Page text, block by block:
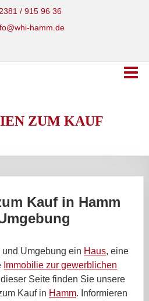
/ 915 96 36
hamm.de
ZUM KAUF
Kauf in Hamm
Umgebung ein Haus, eine
Immobilie zur gewerblichen
Seite finden Sie unsere
Kauf in Hamm. Informieren